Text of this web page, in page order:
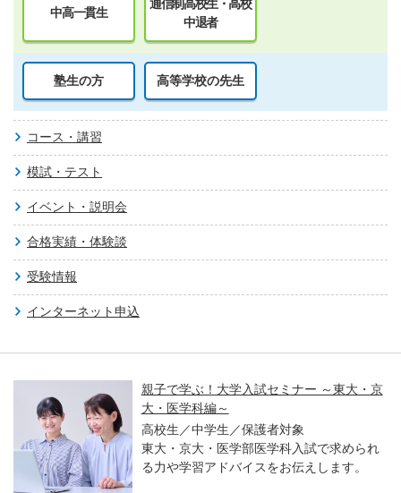
中高一貫生
通信制高校生・高校
中退者
塾生の方 高等学校の先生
コース・講習
模試・テスト
イベント・説明会
合格実績・体験談
受験情報
インターネット申込
親子で学ぶ！大学入試セミナー ～東大・京
大・医学科編～
高校生／中学生／保護者対象
東大・京大・医学部医学科入試で求められ
る力や学習アドバイスをお伝えします。